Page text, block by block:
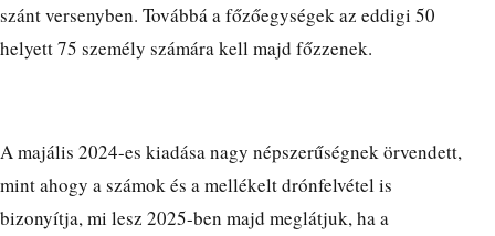
szánt versenyben. Továbbá a főzőegységek az eddigi 50
helyett 75 személy számára kell majd főzzenek.
A majális 2024-es kiadása nagy népszerűségnek örvendett,
mint ahogy a számok és a mellékelt drónfelvétel is
bizonyítja, mi lesz 2025-ben majd meglátjuk, ha a